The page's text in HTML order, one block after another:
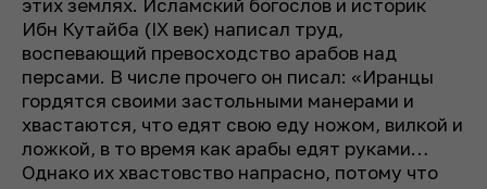
Ибн Кутайба (IX век) написал труд,
воспевающий превосходство арабов над
персами. В числе прочего он писал: «Иранцы
гордятся своими застольными манерами и
хвастаются, что едят свою еду ножом, вилкой и
ложкой, в то время как арабы едят руками…
Однако их хвастовство напрасно, потому что